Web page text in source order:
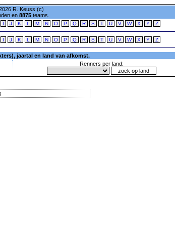
R. Keuss (c)
en 8875teams.
I J K L M N O P Q R S T U V W X Y Z
I J K L M N O P Q R S T U V W X Y Z
jaartal en land van afkomst.
Renners per land: